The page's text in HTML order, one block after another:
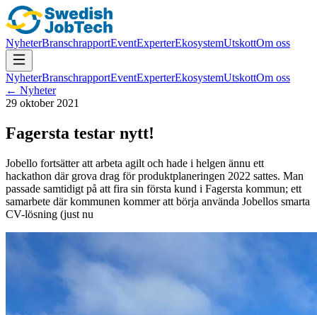
NyheterBranschrapportEventExperterEkosystemUtskottOm oss
NyheterBranschrapportEventExperterEkosystemUtskottOm oss
← Nyheter
29 oktober 2021
Fagersta testar nytt!
Jobello fortsätter att arbeta agilt och hade i helgen ännu ett
hackathon där grova drag för produktplaneringen 2022 sattes. Man
passade samtidigt på att fira sin första kund i Fagersta kommun; ett
samarbete där kommunen kommer att börja använda Jobellos smarta
CV-lösning (just nu